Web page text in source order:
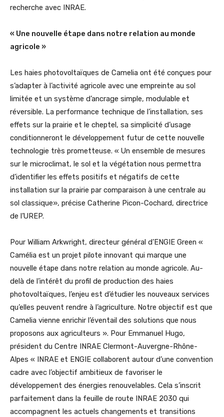
recherche avec INRAE.
« Une nouvelle étape dans notre relation au monde
agricole »
Les haies photovoltaïques de Camelia ont été conçues pour
s’adapter à l’activité agricole avec une empreinte au sol
limitée et un système d’ancrage simple, modulable et
réversible. La performance technique de l’installation, ses
effets sur la prairie et le cheptel, sa simplicité d’usage
conditionneront le développement futur de cette nouvelle
technologie très prometteuse. « Un ensemble de mesures
sur le microclimat, le sol et la végétation nous permettra
d’identifier les effets positifs et négatifs de cette
installation sur la prairie par comparaison à une centrale au
sol classique», précise Catherine Picon-Cochard, directrice
de l’UREP.
Pour William Arkwright, directeur général d’ENGIE Green «
Camélia est un projet pilote innovant qui marque une
nouvelle étape dans notre relation au monde agricole. Au-
delà de l’intérêt du profil de production des haies
photovoltaïques, l’enjeu est d’étudier les nouveaux services
qu’elles peuvent rendre à l’agriculture. Notre objectif est que
Camelia vienne enrichir l’éventail des solutions que nous
proposons aux agriculteurs ». Pour Emmanuel Hugo,
président du Centre INRAE Clermont-Auvergne-Rhône-
Alpes « INRAE et ENGIE collaborent autour d’une convention
cadre avec l’objectif ambitieux de favoriser le
développement des énergies renouvelables. Cela s’inscrit
parfaitement dans la feuille de route INRAE 2030 qui
accompagnent les actuels changements et transitions